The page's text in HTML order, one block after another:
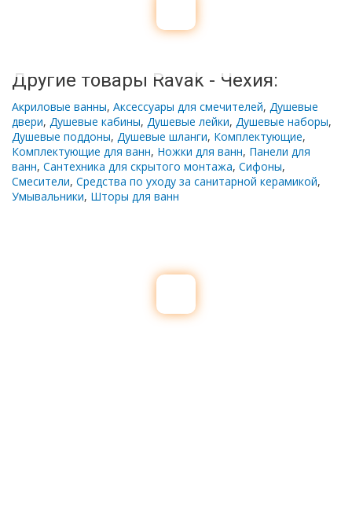
Другие товары Ravak - Чехия:
Акриловые ванны, Аксессуары для смечителей, Душевые
двери, Душевые кабины, Душевые лейки, Душевые наборы,
Душевые поддоны, Душевые шланги, Комплектующие,
Комплектующие для ванн, Ножки для ванн, Панели для
ванн, Сантехника для скрытого монтажа, Сифоны,
Смесители, Средства по уходу за санитарной керамикой,
Умывальники, Шторы для ванн